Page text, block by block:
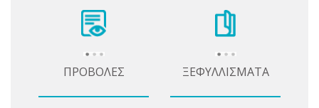
ΠΡΟΒΟΛΕΣ ΞΕΦΥΛΛΙΣΜΑΤΑ